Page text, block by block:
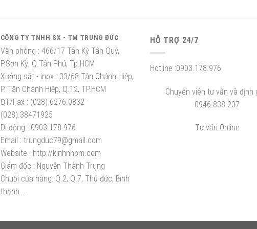
CÔNG TY TNHH SX - TM TRUNG ĐỨC
Văn phòng :466/17 Tân Kỳ Tân Quý,
P.Sơn Kỳ, Q.Tân Phú, Tp.HCM
Xưởng sắt - inox :33/68 Tân Chánh Hiệp,
P. Tân Chánh Hiệp, Q.12, TP.HCM
ĐT/Fax :(028).6276.0832 -
(028).38471925
Di động :0903.178.976
Email :trungduc79@gmail.com
Website :http://kinhnhom.com
Giám đốc :Nguyễn Thành Trung
Chuỗi cửa hàng: Q.2, Q.7, Thủ đức, Bình
thạnh...
HỖ TRỢ 24/7
Hotline :0903.178.976
Chuyên viên tư vấn và định
0946.838.237
Tư vấn Online